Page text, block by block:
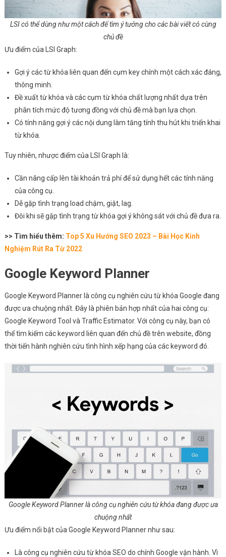
LSI có thể dùng như một cách để tìm ý tưởng cho các bài viết có cùng
chủ đề
Ưu điểm của LSI Graph:
Gợi ý các từ khóa liên quan đến cụm key chính một cách xác đáng,
thông minh.
Đề xuất từ khóa và các cụm từ khóa chất lượng nhất dựa trên
phân tích mức độ tương đồng với chủ đề mà bạn lựa chọn.
Có tính năng gợi ý các nội dung làm tăng tính thu hút khi triển khai
từ khóa.
Tuy nhiên, nhược điểm của LSI Graph là:
Cần nâng cấp lên tài khoản trả phí để sử dụng hết các tính năng
của công cụ.
Dễ gặp tình trạng load chậm, giật, lag.
Đôi khi sẽ gặp tình trạng từ khóa gợi ý không sát với chủ đề đưa ra.
>> Tìm hiểu thêm: Top 5 Xu Hướng SEO 2023 – Bài Học Kinh
Nghiệm Rút Ra Từ 2022
Google Keyword Planner
Google Keyword Planner là công cụ nghiên cứu từ khóa Google đang
được ưa chuộng nhất. Đây là phiên bản hợp nhất của hai công cụ:
Google Keyword Tool và Traffic Estimator. Với công cụ này, bạn có
thể tìm kiếm các keyword liên quan đến chủ đề trên website, đồng
thời tiến hành nghiên cứu tình hình xếp hạng của các keyword đó.
Google Keyword Planner là công cụ nghiên cứu từ khóa đang được ưa
chuộng nhất
Ưu điểm nổi bật của Google Keyword Planner như sau:
Là công cụ nghiên cứu từ khóa SEO do chính Google vận hành. Vì